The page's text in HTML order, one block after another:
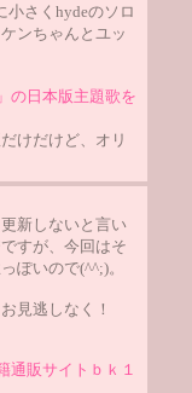
小さくhydeのソロ
ンちゃんとユッ
の日本版主題歌を
けだけど、オリ
新しないと言い
すが、今回はそ
ぽいので(^^;)。
見逃しなく！
通販サイトｂｋ１